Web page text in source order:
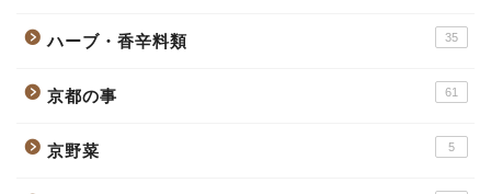
ハーブ・香辛料類 35
京都の事 61
京野菜 5